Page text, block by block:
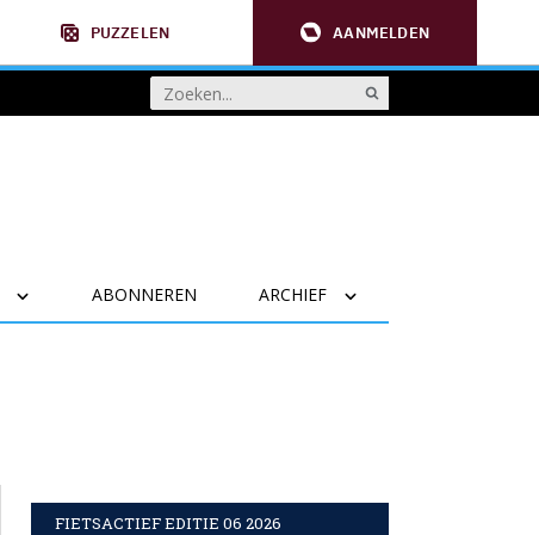
PUZZELEN AANMELDEN
ABONNEREN ARCHIEF
FIETSACTIEF EDITIE 06 2026